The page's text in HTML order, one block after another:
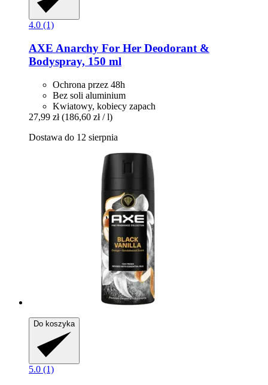
4.0 (1)
AXE Anarchy For Her Deodorant &
Bodyspray, 150 ml
Ochrona przez 48h
Bez soli aluminium
Kwiatowy, kobiecy zapach
27,99 zł (186,60 zł / l)
Dostawa do 12 sierpnia
Do koszyka
5.0 (1)